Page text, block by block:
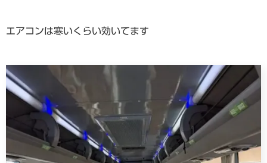
エアコンは寒いくらい効いてます